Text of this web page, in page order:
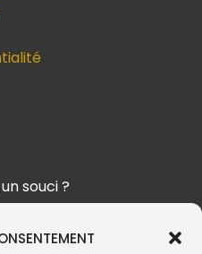
souci ?